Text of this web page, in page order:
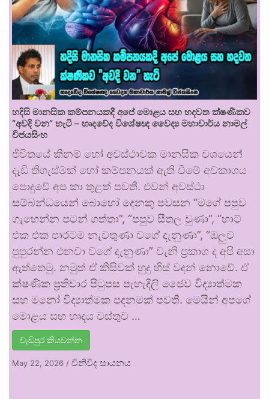
හදිසි මානසික කම්පනයකදී අපේ මොළය සහ හදවත ක්ෂණිකව
“අවදි වන” හැටි – හෘදවේද විශේෂඥ වෛද්‍ය මහාචාර්ය නාමල්
විජයසිංහ
ජීවිතයේ කිනම් හෝ අවස්ථාවක මානසික වශයෙන්
දැඩි තිගැස්මක් හෝ කම්පනයක් ඇති වීමේ අවකාශය
පොදුවේ අප කා තුළත් පවතී. එවන් අවස්ථා
සම්බන්ධයෙන් බොහෝ දෙනකු පවසන “මගේ පපුව
ගැහෙන්න පටන් ගත්තා”, “පපුව සීතල වුණා”, “හාට්
එක එක පාරටම නැවතුණා වගේ දැනුණා”, “ඔලුව
පුපුරන්න එනවා වගේ දැනුණා” වැනි ප්‍රකාශ ද අපි අසා
ඇත්තෙමු. නමුත් ඒ කිසිවක් හුදු හිස් වදන් නොවේ. ඒ
ක්ෂණික ප්‍රතිචාර පිටුපස පැහැදිලි ජෛව විද්‍යාත්මක
සහ මනෝ විද්‍යාත්මක පදනමක් පවතී. මෙයින් අපගේ
මොළය සහ හෘදය වස්තුව …
වැඩිපුර කියවන්න
May 22, 2026 / විනිවිද සායනය